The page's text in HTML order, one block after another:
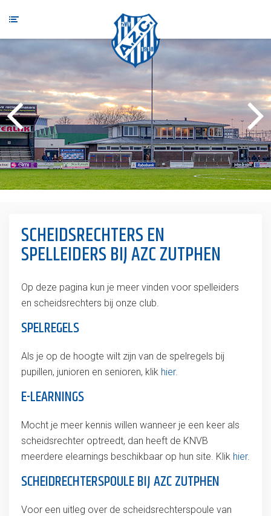
SCHEIDSRECHTERS EN
SPELLEIDERS BIJ AZC ZUTPHEN
Op deze pagina kun je meer vinden voor spelleiders
en scheidsrechters bij onze club.
SPELREGELS
Als je op de hoogte wilt zijn van de spelregels bij
pupillen, junioren en senioren, klik hier.
E-LEARNINGS
Mocht je meer kennis willen wanneer je een keer als
scheidsrechter optreedt, dan heeft de KNVB
meerdere elearnings beschikbaar op hun site. Klik hier.
SCHEIDRECHTERSPOULE BIJ AZC ZUTPHEN
Voor een uitleg over de scheidsrechterspoule van